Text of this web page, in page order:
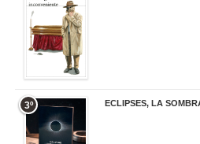
3º ECLIPSES, LA